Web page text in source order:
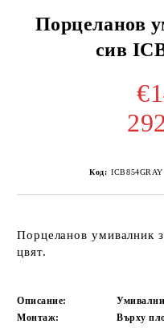
Порцеланов
сив
Код: ICB854GRAY
Порцеланов умивалник
цвят.
Описание:
Монтаж:
Върху